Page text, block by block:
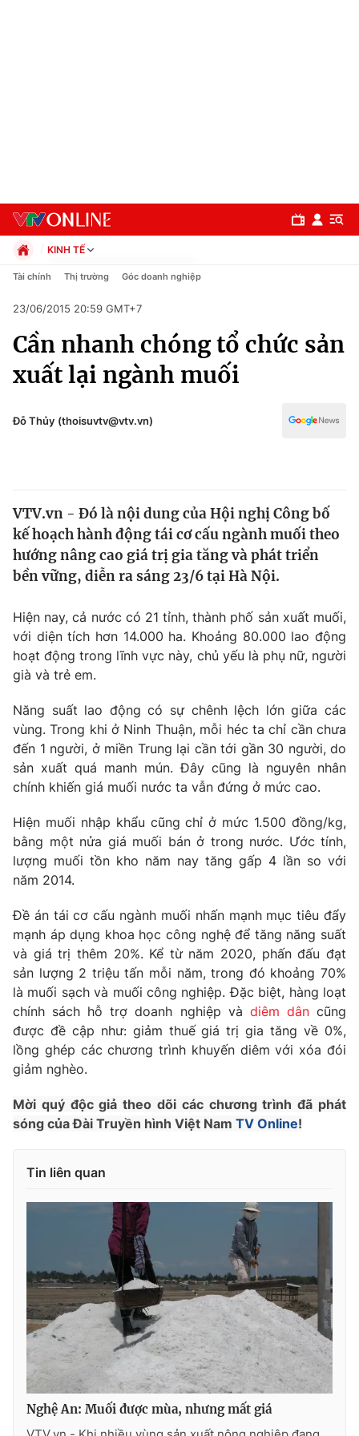
Chuyên mục
Chính trị
Thế giới
Tin tức
Thế giới đó đây
Câu chuyện quốc tế
Tài chính
Thị trường
Dữ liệu và đời sống
Phim VTV
Hậu trường
Nhân vật
Khán giả
Giải sao mai
Giải trí
Điện ảnh
Sao
Đời sống
Du lịch
Làm đẹp
Chất lượng cuộc sống
Giáo dục
Tuyển sinh
Công nghệ
Hitech Công nghệ tương lai
Sản phẩm
Thị trường
Tư vấn
Giao lưu trực tuyến
Lịch phát sóng
Chuyên mục khác
Emagazine Podcast
Photo Infographic
Bất động sản
Thị trường 24h Tấm lòng Việt
VTV4 Vươn mình bằng AI
VTV9 VTV8
Liên hệ tòa soạn English
KINH TẾ
Chính trị
Pháp luật
Kinh tế
Thể thao
Truyền hình
Y tế
Tài chính Thị trường Góc doanh nghiệp
23/06/2015 20:59 GMT+7
Cần nhanh chóng tổ chức sản
xuất lại ngành muối
Đỗ Thủy (thoisuvtv@vtv.vn)
VTV.vn - Đó là nội dung của Hội nghị Công bố
kế hoạch hành động tái cơ cấu ngành muối theo
hướng nâng cao giá trị gia tăng và phát triển
bền vững, diễn ra sáng 23/6 tại Hà Nội.
Hiện nay, cả nước có 21 tỉnh, thành phố sản xuất muối,
với diện tích hơn 14.000 ha. Khoảng 80.000 lao động
hoạt động trong lĩnh vực này, chủ yếu là phụ nữ, người
già và trẻ em.
Năng suất lao động có sự chênh lệch lớn giữa các
vùng. Trong khi ở Ninh Thuận, mỗi héc ta chỉ cần chưa
đến 1 người, ở miền Trung lại cần tới gần 30 người, do
sản xuất quá manh mún. Đây cũng là nguyên nhân
chính khiến giá muối nước ta vẫn đứng ở mức cao.
Hiện muối nhập khẩu cũng chỉ ở mức 1.500 đồng/kg,
bằng một nửa giá muối bán ở trong nước. Ước tính,
lượng muối tồn kho năm nay tăng gấp 4 lần so với
năm 2014.
Đề án tái cơ cấu ngành muối nhấn mạnh mục tiêu đẩy
mạnh áp dụng khoa học công nghệ để tăng năng suất
và giá trị thêm 20%. Kể từ năm 2020, phấn đấu đạt
sản lượng 2 triệu tấn mỗi năm, trong đó khoảng 70%
là muối sạch và muối công nghiệp. Đặc biệt, hàng loạt
chính sách hỗ trợ doanh nghiệp và diêm dâncũng
được đề cập như: giảm thuế giá trị gia tăng về 0%,
lồng ghép các chương trình khuyến diêm với xóa đói
giảm nghèo.
Mời quý độc giả theo dõi các chương trình đã phát
sóng của Đài Truyền hình Việt Nam TV Online!
Tin liên quan
Nghệ An: Muối được mùa, nhưng mất giá